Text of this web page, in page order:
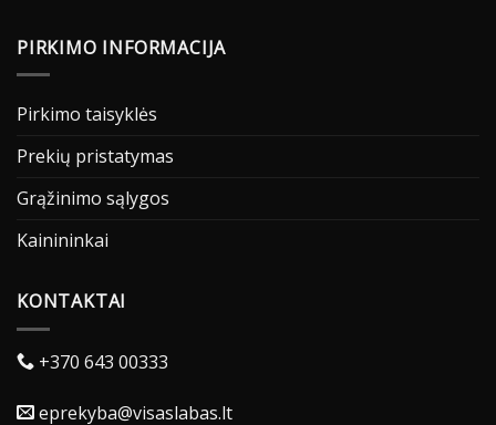
PIRKIMO INFORMACIJA
Pirkimo taisyklės
Prekių pristatymas
Grąžinimo sąlygos
Kainininkai
KONTAKTAI
+370 643 00333
eprekyba@visaslabas.lt